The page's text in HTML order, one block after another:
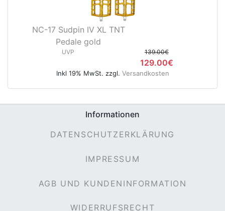
NC-17 Sudpin IV XL TNT
Pedale gold
UVP 139.00€
129.00€
Inkl 19% MwSt. zzgl. Versandkosten
Informationen
DATENSCHUTZERKLÄRUNG
IMPRESSUM
AGB UND KUNDENINFORMATION
WIDERRUFSRECHT